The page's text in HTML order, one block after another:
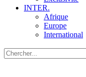
INTER.
Afrique
Europe
International